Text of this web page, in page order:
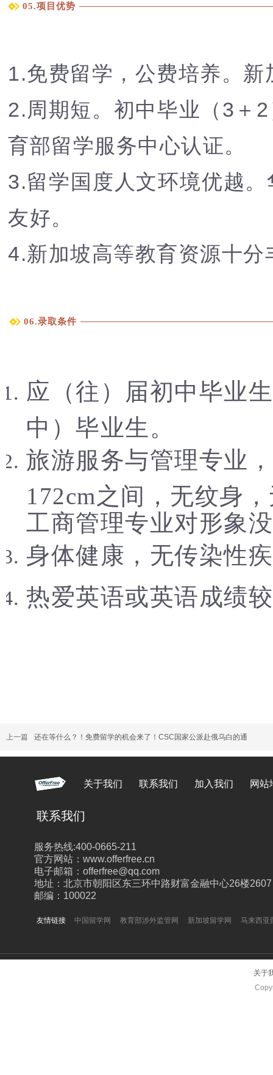
05.项目优势
1.免费留学，公费培养。
2.周期短。初中毕业（3＋
育部留学服务中心认证。
3.留学国度人文环境优越
友好。
4.新加坡高等教育资源十
06.录取条件
应（往）届初中毕业
中）毕业生。
旅游服务与管理专业
172cm之间，无纹身
工商管理专业对形象
身体健康，无传染性
热爱英语或英语成绩
上一篇 还在等什么？！免费留学的机会来了！CSC国家公派赴俄乌白的通
关于我们 联系我们 加入我们 网站
中国留学网 教育部涉外监管网 新加坡留学网 马来西亚
服务热线:400-0665-211
官方网站：www.offerfree.cn
电子邮箱：offerfree@qq.com
地址：北京市朝阳区东三环中路财富金融中心26楼2607
邮编：100022
联系我们
友情链接
关于